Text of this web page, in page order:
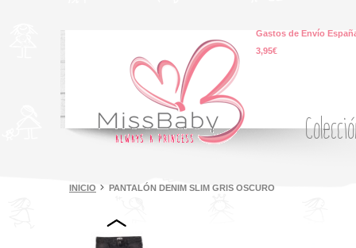
Gastos de Envío
3,95€
INICIO PANTALÓN DENIM SLIM GRIS OSCURO